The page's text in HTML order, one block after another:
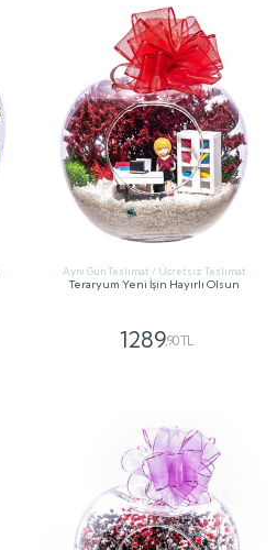
Aynı Gün Teslimat / Ücretsiz Teslimat
Teraryum Yeni İşin Hayırlı Olsun
1289,90 TL